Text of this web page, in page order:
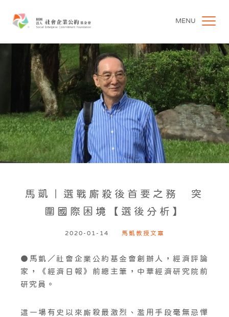
MENU
馬凱｜選戰廝殺後首要之務 突
圍國際困境【選後分析】
2020-01-14 馬凱教授文章
●馬凱／社會企業公約基金會創辦人，經濟評論
家，《經濟日報》前總主筆，中華經濟研究院前
研究員。
這一場有史以來廝殺最激烈、濫用手段毫無忌憚